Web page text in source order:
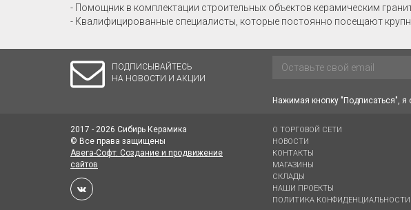
Meissen Keramik
New Ker
Novogres
- Помощник в комплектации строительных объектов керамическим
- Квалифицированные специалисты, которые постоянно посещают
ПОДПИСЫВАЙТЕСЬ
НА НОВОСТИ И АКЦИИ
Нажимая кнопку "Подписаться",
2017 - 2026 Сибирь Керамика
© Все права защищены
Авега-Софт: Создание и продвижение
сайтов
О ТОРГОВОЙ СЕТИ
НОВОСТИ
КОНТАКТЫ
МАГАЗИНЫ
СКЛАДЫ
НАШИ ПРОЕКТЫ
ПОЛИТИКА КОНФИДЕНЦИАЛЬНОСТИ